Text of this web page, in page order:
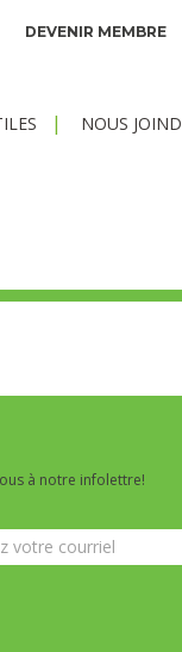
DEVENIR MEMBRE
NOUS
à notre infolettre!